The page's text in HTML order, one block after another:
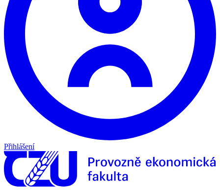
Přihlášení